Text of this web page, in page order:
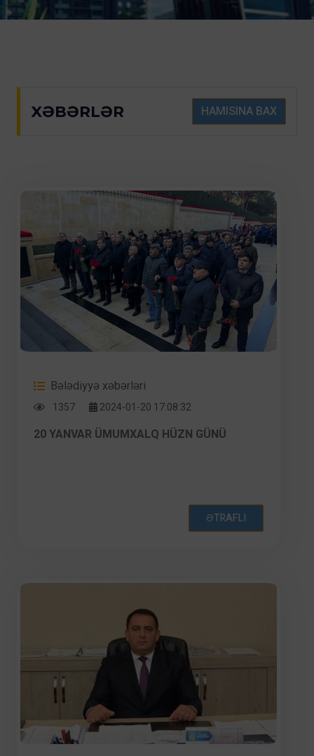
XƏBƏRLƏR HAMISINA BAX
Bələdiyyə xəbərləri
1357 2024-01-20 17:08:32
20 YANVAR ÜMUMXALQ HÜZN GÜNÜ
ƏTRAFLI